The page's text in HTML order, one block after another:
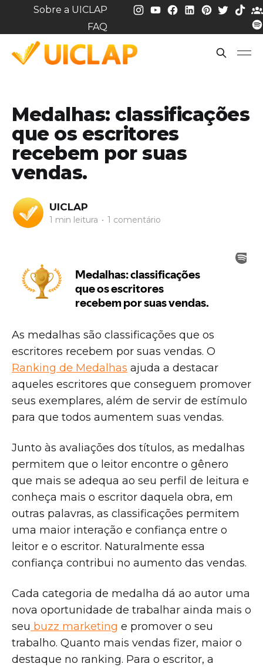
Sobre a UICLAP
FAQ
Medalhas: classificações
que os escritores
recebem por suas
vendas.
UICLAP
1 min leitura • 1 comentário
As medalhas são classificações que os
escritores recebem por suas vendas. O
Ranking de Medalhas ajuda a destacar
aqueles escritores que conseguem promover
seus exemplares, além de servir de estímulo
para que todos aumentem suas vendas.
Junto às avaliações dos títulos, as medalhas
permitem que o leitor encontre o gênero
que mais se adequa ao seu perfil de leitura e
conheça mais o escritor daquela obra, em
outras palavras, as classificações permitem
uma maior interação e confiança entre o
leitor e o escritor. Naturalmente essa
confiança contribui no aumento das vendas.
Cada categoria de medalha dá ao autor uma
nova oportunidade de trabalhar ainda mais o
seu buzz marketing e promover o seu
trabalho. Quanto mais vendas fizer, maior o
destaque no ranking. Para o escritor, a